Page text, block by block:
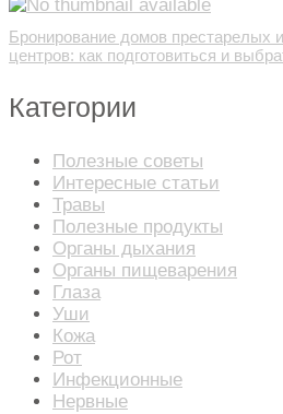
Бронирование домов престарелых
центров: как подготовиться и
Категории
Полезные советы
Интересные статьи
Травы
Полезные продукты
Органы дыхания
Органы пищеварения
Глаза
Уши
Кожа
Рот
Инфекционные
Нервные